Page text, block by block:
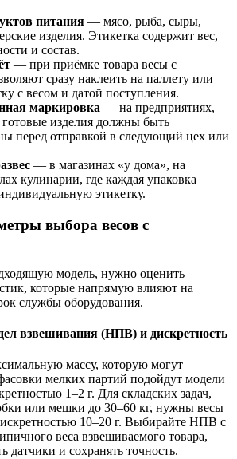
питания — мясо, рыба, сыры,
изделия. Этикетка содержит вес,
и состав.
— при приёмке товара весы с
сразу наклеить на паллету или
с весом и датой поступления.
маркировка — на предприятиях,
готовые изделия должны быть
перед отправкой в следующий цех или
— в магазинах «у дома», на
кулинарии, где каждая упаковка
этикетку.
выбора весов с
модель, нужно оценить
которые напрямую влияют на
службы оборудования.
взвешивания (НПВ) и дискретность
массу, которую могут
мелких партий подойдут модели
1–2 г. Для складских задач,
или мешки до 30–60 кг, нужны весы
10–20 г. Выбирайте НПВ с
веса взвешиваемого товара,
датчики и сохранять точность.